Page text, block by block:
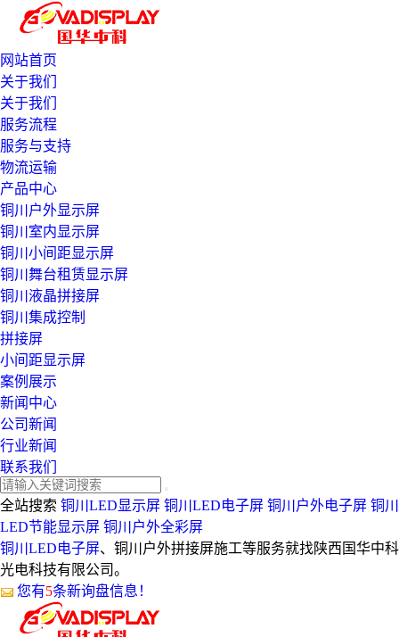
网站首页
关于我们
关于我们
服务流程
服务与支持
物流运输
产品中心
铜川户外显示屏
铜川室内显示屏
铜川小间距显示屏
铜川舞台租赁显示屏
铜川液晶拼接屏
铜川集成控制
拼接屏
小间距显示屏
案例展示
新闻中心
公司新闻
行业新闻
联系我们
全站搜索 铜川LED显示屏 铜川LED电子屏 铜川户外电子屏 铜川
LED节能显示屏 铜川户外全彩屏
铜川LED电子屏、铜川户外拼接屏施工等服务就找陕西国华中科
光电科技有限公司。
您有5条新询盘信息！